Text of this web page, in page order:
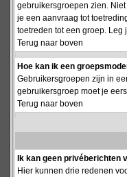
gebruikersgroepen zien.
je een aanvraag tot
toetreden tot een groep.
Terug naar boven
Hoe kan ik een
Gebruikersgroepen zijn in
gebruikersgroep moet je
Terug naar boven
Ik kan geen privéberichten
Hier kunnen drie redenen